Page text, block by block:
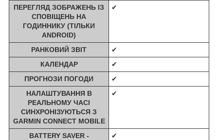
ПЕРЕГЛЯД ЗОБРАЖЕНЬ ІЗ
СПОВІЩЕНЬ НА
ГОДИННИКУ (ТІЛЬКИ
ANDROID)
✔
РАНКОВИЙ ЗВІТ
✔
КАЛЕНДАР
✔
ПРОГНОЗИ ПОГОДИ
✔
НАЛАШТУВАННЯ В
РЕАЛЬНОМУ ЧАСІ
СИНХРОНІЗУЮТЬСЯ З
GARMIN CONNECT MOBILE
✔
BATTERY SAVER -
✔